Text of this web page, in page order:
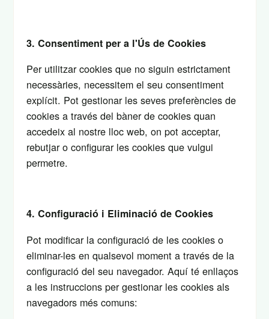
3. Consentiment per a l'Ús de Cookies
Per utilitzar cookies que no siguin estrictament
necessàries, necessitem el seu consentiment
explícit. Pot gestionar les seves preferències de
cookies a través del bàner de cookies quan
accedeix al nostre lloc web, on pot acceptar,
rebutjar o configurar les cookies que vulgui
permetre.
4. Configuració i Eliminació de Cookies
Pot modificar la configuració de les cookies o
eliminar-les en qualsevol moment a través de la
configuració del seu navegador. Aquí té enllaços
a les instruccions per gestionar les cookies als
navegadors més comuns: